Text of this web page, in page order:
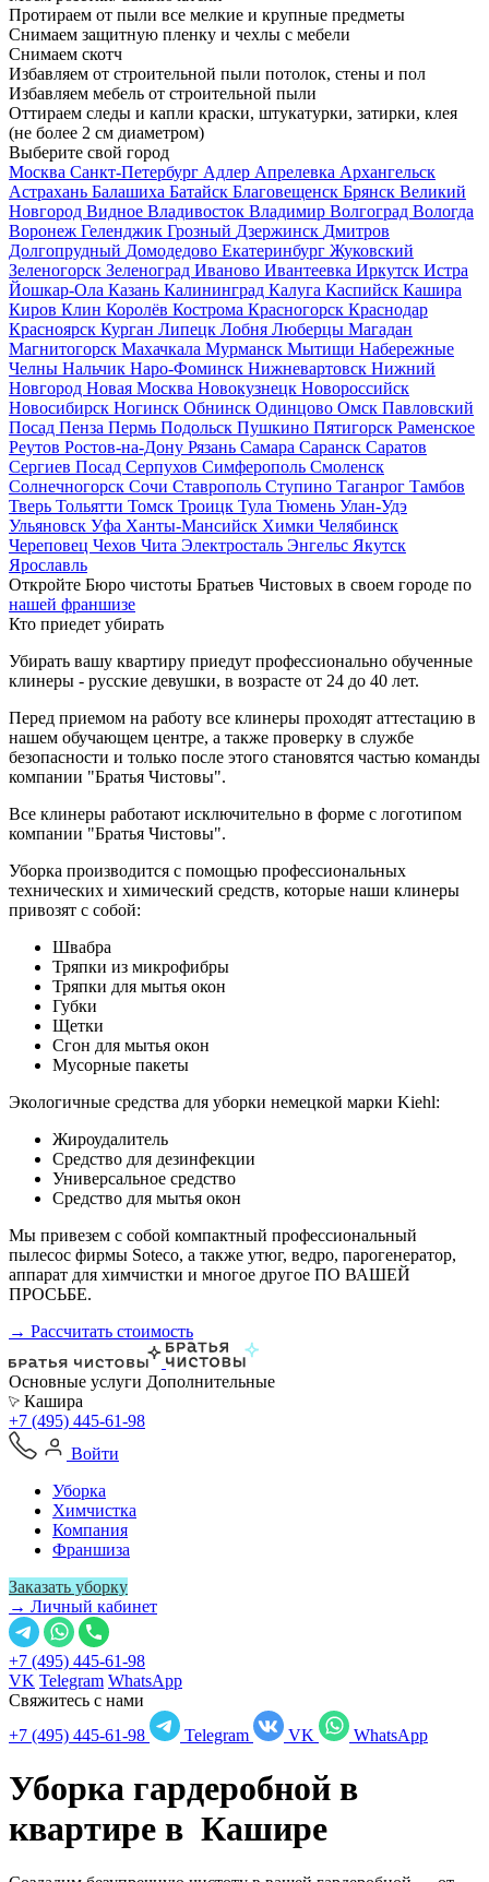
Протираем от пыли все мелкие и крупные предметы
Снимаем защитную пленку и чехлы с мебели
Снимаем скотч
Избавляем от строительной пыли потолок, стены и пол
Избавляем мебель от строительной пыли
Оттираем следы и капли краски, штукатурки, затирки, клея
(не более 2 см диаметром)
Выберите свой город
Москва Санкт-Петербург Адлер Апрелевка Архангельск
Астрахань Балашиха Батайск Благовещенск Брянск Великий
Новгород Видное Владивосток Владимир Волгоград Вологда
Воронеж Геленджик Грозный Дзержинск Дмитров
Долгопрудный Домодедово Екатеринбург Жуковский
Зеленогорск Зеленоград Иваново Ивантеевка Иркутск Истра
Йошкар-Ола Казань Калининград Калуга Каспийск Кашира
Киров Клин Королёв Кострома Красногорск Краснодар
Красноярск Курган Липецк Лобня Люберцы Магадан
Магнитогорск Махачкала Мурманск Мытищи Набережные
Челны Нальчик Наро-Фоминск Нижневартовск Нижний
Новгород Новая Москва Новокузнецк Новороссийск
Новосибирск Ногинск Обнинск Одинцово Омск Павловский
Посад Пенза Пермь Подольск Пушкино Пятигорск Раменское
Реутов Ростов-на-Дону Рязань Самара Саранск Саратов
Сергиев Посад Серпухов Симферополь Смоленск
Солнечногорск Сочи Ставрополь Ступино Таганрог Тамбов
Тверь Тольятти Томск Троицк Тула Тюмень Улан-Удэ
Ульяновск Уфа Ханты-Мансийск Химки Челябинск
Череповец Чехов Чита Электросталь Энгельс Якутск
Ярославль
Откройте Бюро чистоты Братьев Чистовых в своем городе по
нашей франшизе
Кто приедет убирать
Убирать вашу квартиру приедут профессионально обученные
клинеры - русские девушки, в возрасте от 24 до 40 лет.
Перед приемом на работу все клинеры проходят аттестацию в
нашем обучающем центре, а также проверку в службе
безопасности и только после этого становятся частью команды
компании "Братья Чистовы".
Все клинеры работают исключительно в форме с логотипом
компании "Братья Чистовы".
Уборка производится с помощью профессиональных
технических и химический средств, которые наши клинеры
привозят с собой:
Швабра
Тряпки из микрофибры
Тряпки для мытья окон
Губки
Щетки
Сгон для мытья окон
Мусорные пакеты
Экологичные средства для уборки немецкой марки Kiehl:
Жироудалитель
Средство для дезинфекции
Универсальное средство
Средство для мытья окон
Мы привезем с собой компактный профессиональный
пылесос фирмы Soteco, а также утюг, ведро, парогенератор,
аппарат для химчистки и многое другое ПО ВАШЕЙ
ПРОСЬБЕ.
→ Рассчитать стоимость
Основные услуги Дополнительные
Кашира
+7 (495) 445-61-98
Войти
Уборка
Химчистка
Компания
Франшиза
Заказать уборку
→ Личный кабинет
+7 (495) 445-61-98
VK Telegram WhatsApp
Свяжитесь с нами
+7 (495) 445-61-98
Telegram VK WhatsApp
Уборка гардеробной в
квартире в Кашире